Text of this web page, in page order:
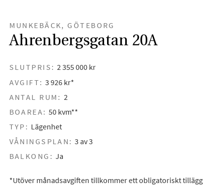
MUNKEBÄCK, GÖTEBORG
Ahrenbergsgatan 20A
SLUTPRIS: 2 355 000 kr
AVGIFT: 3 926 kr*
ANTAL RUM: 2
BOAREA: 50 kvm**
TYP: Lägenhet
VÅNINGSPLAN: 3 av 3
BALKONG: Ja
*Utöver månadsavgiften tillkommer ett obligatoriskt tillägg